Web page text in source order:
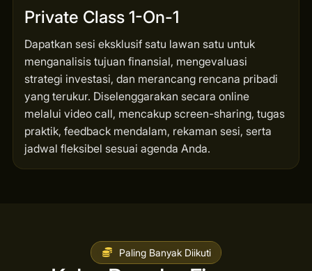
Private Class 1-On-1
Dapatkan sesi eksklusif satu lawan satu untuk
menganalisis tujuan finansial, mengevaluasi
strategi investasi, dan merancang rencana pribadi
yang terukur. Diselenggarakan secara online
melalui video call, mencakup screen-sharing, tugas
praktik, feedback mendalam, rekaman sesi, serta
jadwal fleksibel sesuai agenda Anda.
Paling Banyak Diikuti